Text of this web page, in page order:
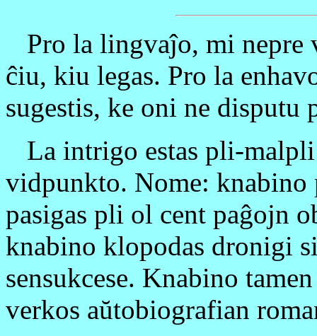
Pro la lingvaĵo, mi nepre
ĉiu, kiu legas. Pro la
sugestis, ke oni ne disputu
La intrigo estas pli-malpli
vidpunkto. Nome: knabino
pasigas pli ol cent paĝojn
knabino klopodas dronigi
sensukcese. Knabino
verkos aŭtobiografian